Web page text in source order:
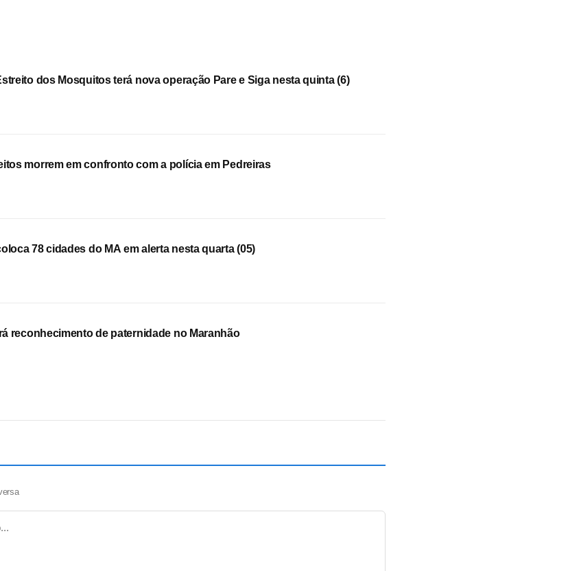
dos Mosquitos terá nova operação Pare e Siga nesta quinta (6)
morrem em confronto com a polícia em Pedreiras
78 cidades do MA em alerta nesta quarta (05)
reconhecimento de paternidade no Maranhão